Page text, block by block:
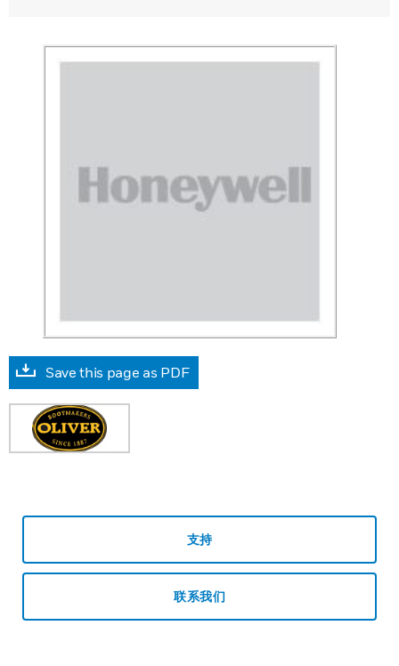
Save this page as PDF
支持
联系我们